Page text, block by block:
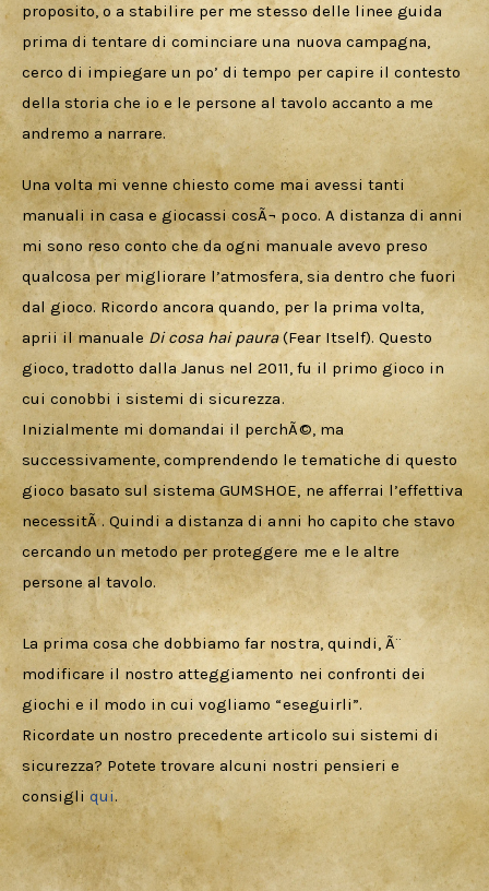
proposito, o a stabilire per me stesso delle linee guida
prima di tentare di cominciare una nuova campagna,
cerco di impiegare un po’ di tempo per capire il contesto
della storia che io e le persone al tavolo accanto a me
andremo a narrare.
Una volta mi venne chiesto come mai avessi tanti
manuali in casa e giocassi cosÃ¬ poco. A distanza di anni
mi sono reso conto che da ogni manuale avevo preso
qualcosa per migliorare l’atmosfera, sia dentro che fuori
dal gioco. Ricordo ancora quando, per la prima volta,
aprii il manuale Di cosa hai paura (Fear Itself). Questo
gioco, tradotto dalla Janus nel 2011, fu il primo gioco in
cui conobbi i sistemi di sicurezza.
Inizialmente mi domandai il perchÃ©, ma
successivamente, comprendendo le tematiche di questo
gioco basato sul sistema GUMSHOE, ne afferrai l’effettiva
necessitÃ . Quindi a distanza di anni ho capito che stavo
cercando un metodo per proteggere me e le altre
persone al tavolo.
La prima cosa che dobbiamo far nostra, quindi, Ã¨
modificare il nostro atteggiamento nei confronti dei
giochi e il modo in cui vogliamo “eseguirli”.
Ricordate un nostro precedente articolo sui sistemi di
sicurezza? Potete trovare alcuni nostri pensieri e
consigli qui.